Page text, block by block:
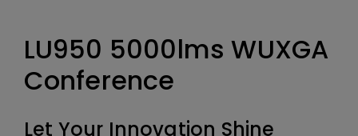
LU950 5000lms WUXGA
Conference
Let Your Innovation Shine